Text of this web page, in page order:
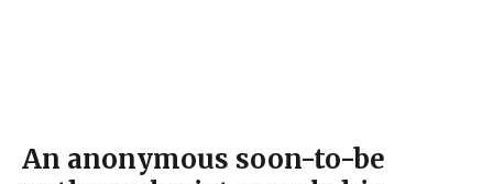
An anonymous soon-to-be